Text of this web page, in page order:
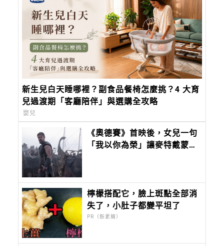
新生兒白天睡哪裡？副食品餐椅怎麼挑？4 大育
兒過渡期「客廳陪伴」與選購全攻略
嬰兒
《奧德賽》首映後，女兒一句
「我以你為榮」讓麥特戴蒙紅
檸檬搭配它，臉上斑點全部消
失了，小肚子都變平坦了
PR（新素簡）